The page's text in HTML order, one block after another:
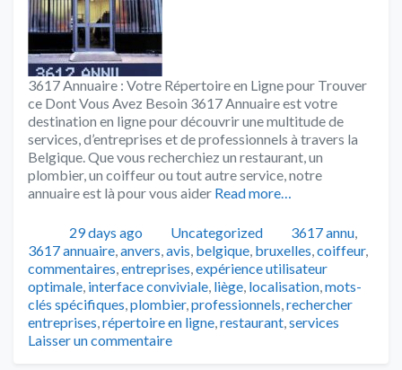
3617 Annuaire : Votre Répertoire en Ligne pour Trouver
ce Dont Vous Avez Besoin 3617 Annuaire est votre
destination en ligne pour découvrir une multitude de
services, d’entreprises et de professionnels à travers la
Belgique. Que vous recherchiez un restaurant, un
plombier, un coiffeur ou tout autre service, notre
annuaire est là pour vous aider Read more…
Publié29 days ago Catégories
Uncategorized Tags
3617 annu,
3617 annuaire,anvers,avis, belgique, bruxelles,coiffeur,
commentaires,entreprises,expérience utilisateur
optimale, interface conviviale, liège, localisation,mots-
clés spécifiques,plombier,professionnels,rechercher
entreprises,répertoire en ligne,restaurant,services
Laisser un commentaire